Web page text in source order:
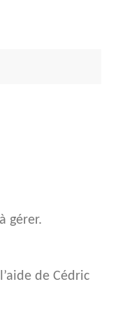
gérer.
de Cédric